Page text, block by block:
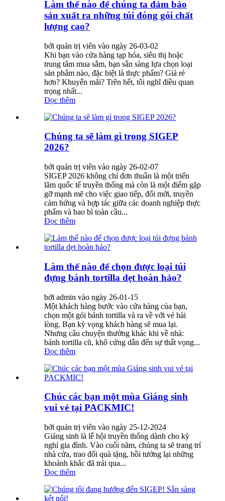
Làm thế nào để chúng ta đảm bảo
sản xuất ra những túi đóng gói chất
lượng cao?
bởi quản trị viên vào ngày 26-03-02
Khi bạn vào cửa hàng tạp hóa, siêu thị hoặc
trung tâm mua sắm, bạn sẵn sàng lựa chọn loại
sản phẩm nào, đặc biệt là thực phẩm? Giá rẻ
hơn? Khuyến mãi? Trên hết, tôi nghĩ điều quan
trọng nhất...
Đọc thêm
Chúng ta sẽ làm gì trong SIGEP
2026?
bởi quản trị viên vào ngày 26-02-07
SIGEP 2026 không chỉ đơn thuần là một triển
lãm quốc tế truyền thống mà còn là một điểm gặp
gỡ mạnh mẽ cho việc giao tiếp, đổi mới, truyền
cảm hứng và hợp tác giữa các doanh nghiệp thực
phẩm và bao bì toàn cầu...
Đọc thêm
Làm thế nào để chọn được loại túi
đựng bánh tortilla dẹt hoàn hảo?
bởi admin vào ngày 26-01-15
Một khách hàng bước vào cửa hàng của bạn,
chọn một gói bánh tortilla và ra về với vẻ hài
lòng. Bạn kỳ vọng khách hàng sẽ mua lại.
Nhưng câu chuyện thường khác khi về nhà:
bánh tortilla cũ, khô cứng dẫn đến sự thất vọng...
Đọc thêm
Chúc các bạn một mùa Giáng sinh
vui vẻ tại PACKMIC!
bởi quản trị viên vào ngày 25-12-2024
Giáng sinh là lễ hội truyền thống dành cho kỳ
nghỉ gia đình. Vào cuối năm, chúng ta sẽ trang trí
nhà cửa, trao đổi quà tặng, hồi tưởng lại những
khoảnh khắc đã trải qua...
Đọc thêm